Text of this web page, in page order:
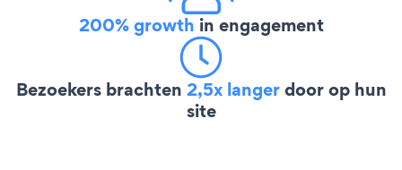
200% growth in engagement
Bezoekers brachten 2,5x langerdoor op hun
site